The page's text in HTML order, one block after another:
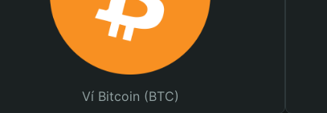
Ví Bitcoin (BTC)